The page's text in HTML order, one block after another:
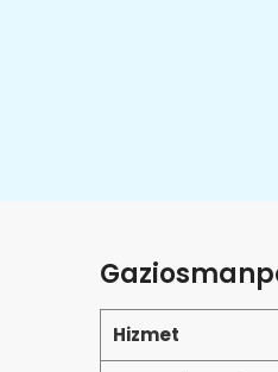
Hizmet